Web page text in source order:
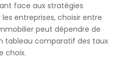
face aux stratégies
entreprises, choisir entre
peut dépendre de
tableau comparatif des taux
choix.